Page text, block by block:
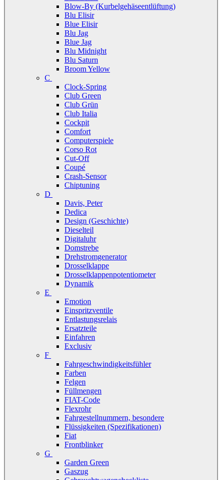
Blow-By (Kurbelgehäseentlüftung)
Blu Elisir
Blue Elisir
Blu Jag
Blue Jag
Blu Midnight
Blu Saturn
Broom Yellow
C
Clock-Spring
Club Green
Club Grün
Club Italia
Cockpit
Comfort
Computerspiele
Corso Rot
Cut-Off
Coupé
Crash-Sensor
Chiptuning
D
Davis, Peter
Dedica
Design (Geschichte)
Dieselteil
Digitaluhr
Domstrebe
Drehstromgenerator
Drosselklappe
Drosselklappenpotentiometer
Dynamik
E
Emotion
Einspritzventile
Entlastungsrelais
Ersatzteile
Einfahren
Exclusiv
F
Fahrgeschwindigkeitsfühler
Farben
Felgen
Füllmengen
FIAT-Code
Flexrohr
Fahrgestellnummern, besondere
Flüssigkeiten (Spezifikationen)
Fiat
Frontblinker
G
Garden Green
Gaszug